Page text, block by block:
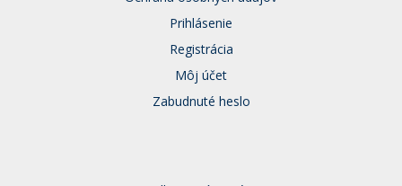
Prihlásenie
Registrácia
Môj účet
Zabudnuté heslo